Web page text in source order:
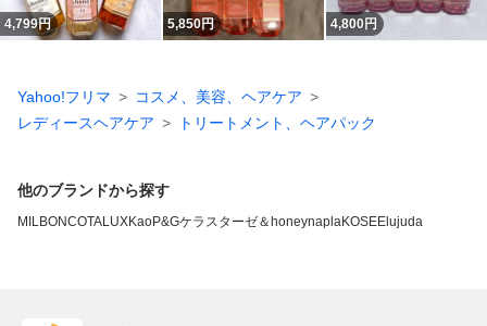
4,799円 5,850円 4,800円
Yahoo!フリマ
コスメ、美容、ヘアケア
レディースヘアケア
トリートメント、ヘアパック
他のブランドから探す
MILBONCOTALUXKaoP&Gケラスターゼ＆honeynaplaKOSEElujuda